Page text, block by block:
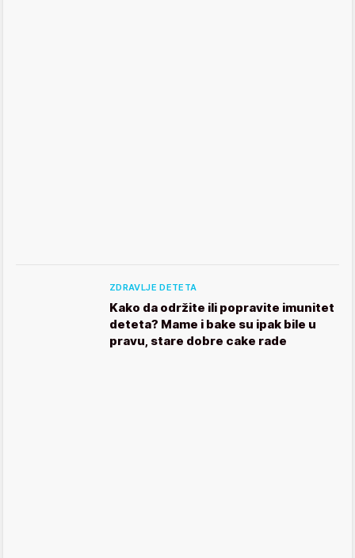
ZDRAVLJE DETETA
Kako da održite ili popravite imunitet
deteta? Mame i bake su ipak bile u
pravu, stare dobre cake rade